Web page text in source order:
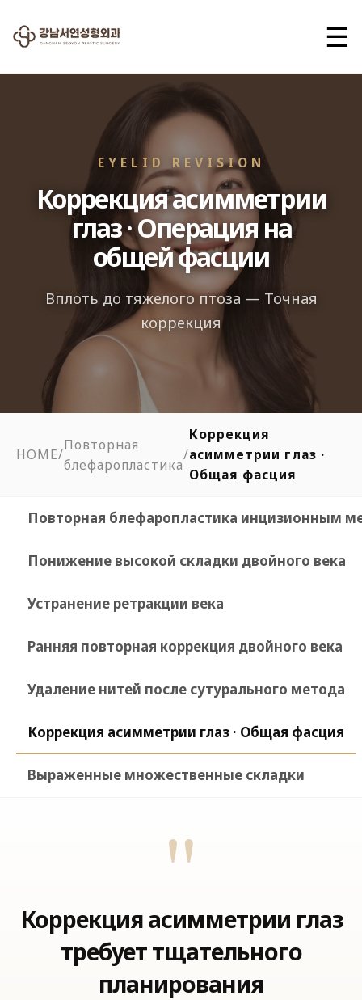
☰
EYELID REVISION
Коррекция асимметрии
глаз · Операция на
общей фасции
Вплоть до тяжелого птоза — Точная
коррекция
HOME/
Повторная
блефаропластика
/
Коррекция
асимметрии глаз ·
Общая фасция
Повторная блефаропластика инцизионным
Понижение высокой складки двойного века
Устранение ретракции века
Ранняя повторная коррекция двойного века
Удаление нитей после сутурального метода
Коррекция асимметрии глаз · Общая фасция
Выраженные множественные складки
"
Коррекция асимметрии глаз
требует тщательного
планирования